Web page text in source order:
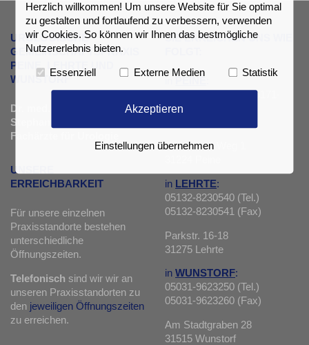
UROLOGISCHE
GEMEINSCHAFTSPRAXIS
PEINE, LEHRTE UND
WUNSTORF
Dr. med. Jörn Hagemann &
Stephan Reese
Fachärzte für Urologie
UNSERE
ERREICHBARKEIT
Für unsere einzelnen
Praxisstandorte bestehen
unterschiedliche
Öffnungszeiten.
Telefonisch sind wir wir an
unseren Praxisstandorten zu
den jeweiligen Öffnungszeiten
zu erreichen.
SIE ERREICHEN UNS WIE
05171-13331 oder 05171-
9879980 (Tel.)
Schwarzer Weg 1
in LEHRTE:
05132-8230540 (Tel.)
05132-8230541 (Fax)
Parkstr. 16-18
31275 Lehrte
in WUNSTORF:
05031-9623250 (Tel.)
05031-9623260 (Fax)
Am Stadtgraben 28
31515 Wunstorf
Herzlich willkommen! Um unsere Website für Sie optimal
zu gestalten und fortlaufend zu verbessern, verwenden
wir Cookies. So können wir Ihnen das bestmögliche
Nutzererlebnis bieten.
Essenziell Externe Medien Statistik
Akzeptieren
Einstellungen übernehmen